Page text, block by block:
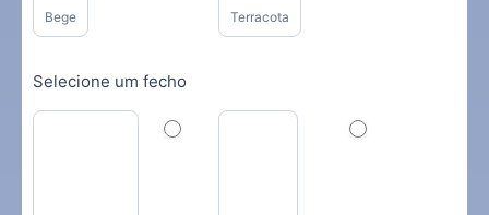
Bege Terracota
Selecione um fecho